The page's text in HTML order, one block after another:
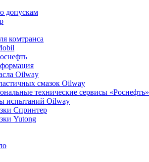
допускам
комтранса
Oilway
смазок Oilway
технические сервисы «Роснефть»
испытаний Oilway
Спринтер
Yutong